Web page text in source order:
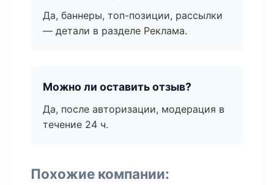
Да, баннеры, топ-позиции, рассылки
— детали в разделе Реклама.
Можно ли оставить отзыв?
Да, после авторизации, модерация в
течение 24 ч.
Похожие компании: